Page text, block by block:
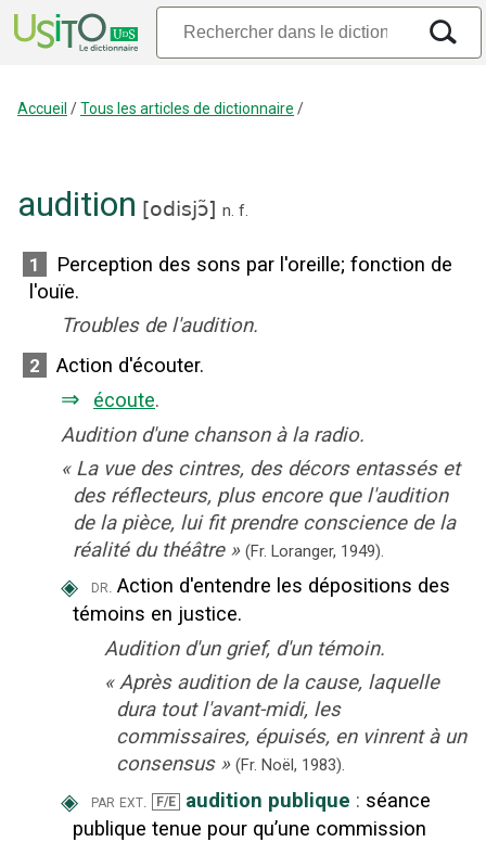
Accueil /Tous les articles de dictionnaire /
audition [odisjɔ̃] n. f.
1 Perception des sons par l'oreille; fonction de
l'ouïe.
Troubles de l'audition.
2 Action d'écouter.
⇒ écoute.
Audition d'une chanson à la radio.
« La vue des cintres, des décors entassés et
des réflecteurs, plus encore que l'audition
de la pièce, lui fit prendre conscience de la
réalité du théâtre » (Fr. Loranger, 1949).
◈ dr. Action d'entendre les dépositions des
témoins en justice.
Audition d'un grief, d'un témoin.
« Après audition de la cause, laquelle
dura tout l'avant-midi, les
commissaires, épuisés, en vinrent à un
consensus » (Fr. Noël, 1983).
◈ par ext. F/E audition publique : séance
publique tenue pour qu’une commission